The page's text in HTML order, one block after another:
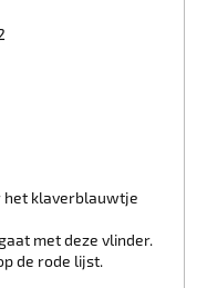
het klaverblauwtje
met deze vlinder.
de rode lijst.